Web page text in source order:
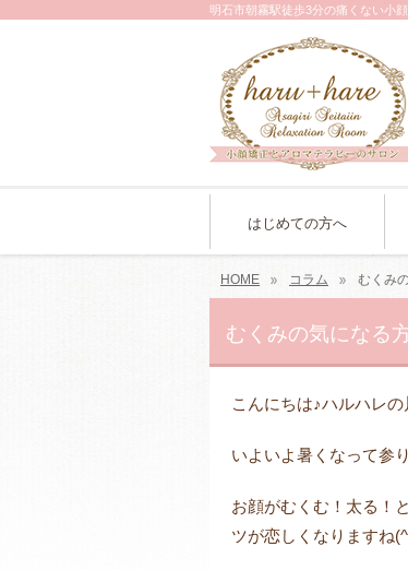
明石市朝霧駅徒歩3分の痛くない小
はじめての方へ
HOME コラム むくみ
むくみの気になる
こんにちは♪ハルハレの
いよいよ暑くなって参
お顔がむくむ！太る！
ツが恋しくなりますね